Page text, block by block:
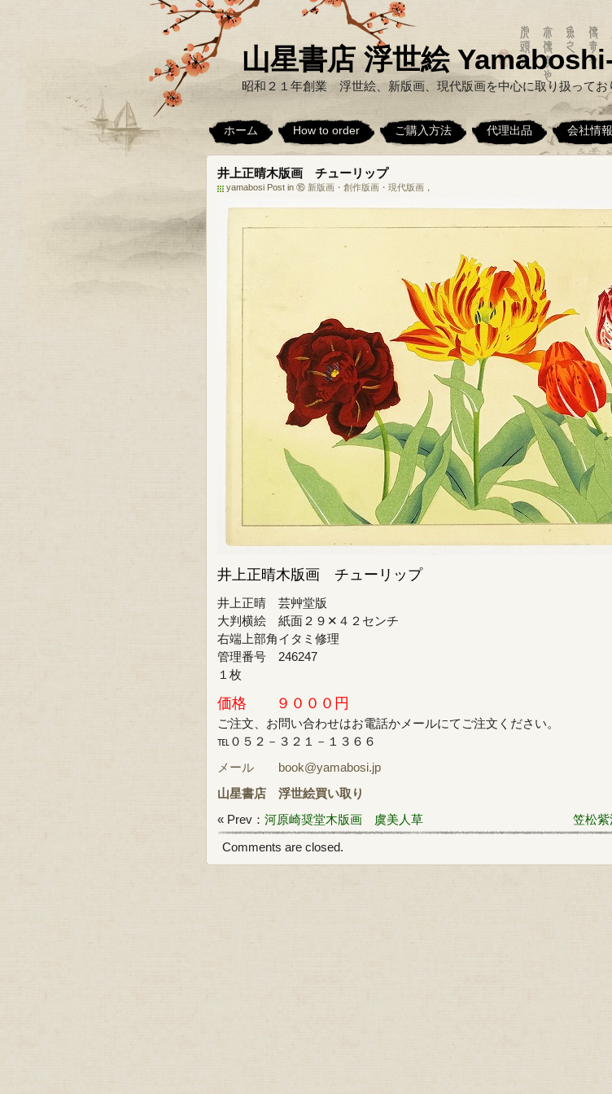
山星書店 浮世絵
昭和２１年創業 浮世絵、新版画、現代版画を中心に取り扱ってお
ホーム How to order ご購入方法 代理出品 会社情報
井上正晴木版画 チューリップ
yamabosi Post in ⑯ 新版画・創作版画・現代版画 ，
井上正晴木版画 チューリップ
井上正晴 芸艸堂版
大判横絵 紙面２９✕４２センチ
右端上部角イタミ修理
管理番号 246247
１枚
価格 ９０００円
ご注文、お問い合わせはお電話かメールにてご注文ください。
℡０５２－３２１－１３６６
メール book@yamabosi.jp
山星書店
浮世絵買い取り
« Prev： 河原崎奨堂木版画 虞美人草 笠松
Comments are closed.